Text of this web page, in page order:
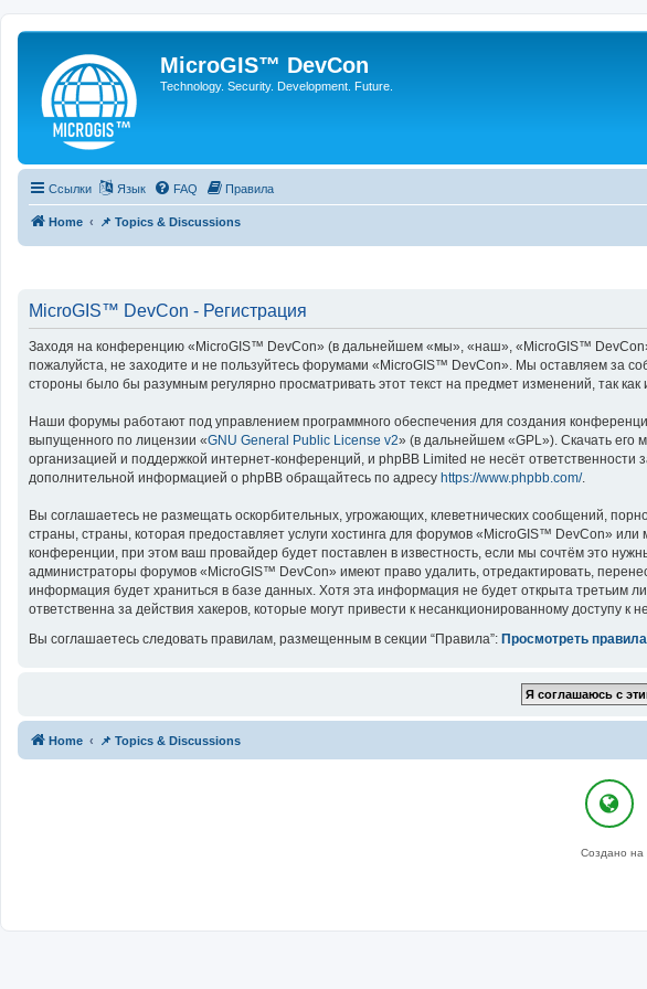
MicroGIS™ DevCon
Technology. Security. Development. Future.
Ссылки Язык FAQ Правила
Home 📌 Topics & Discussions
MicroGIS™ DevCon - Регистрация
Заходя на конференцию «MicroGIS™ DevCon» (в дальнейшем «мы», «наш», «MicroGIS™
пожалуйста, не заходите и не пользуйтесь форумами «MicroGIS™ DevCon». Мы оставляем за
стороны было бы разумным регулярно просматривать этот текст на предмет изменений, так
Наши форумы работают под управлением программного обеспечения для создания
выпущенного по лицензии «GNU General Public License v2» (в дальнейшем «GPL»). Скачать его
организацией и поддержкой интернет-конференций, и phpBB Limited не несёт
дополнительной информацией о phpBB обращайтесь по адресу https://www.phpbb.com/.
Вы соглашаетесь не размещать оскорбительных, угрожающих, клеветнических сообщений,
страны, страны, которая предоставляет услуги хостинга для форумов «MicroGIS™ DevCon»
конференции, при этом ваш провайдер будет поставлен в известность, если мы сочтём это
администраторы форумов «MicroGIS™ DevCon» имеют право удалить, отредактировать,
информация будет храниться в базе данных. Хотя эта информация не будет открыта
ответственна за действия хакеров, которые могут привести к несанкционированному доступу к
Вы соглашаетесь следовать правилам, размещенным в секции “Правила”: Просмотреть
Home 📌 Topics & Discussions
Создано на